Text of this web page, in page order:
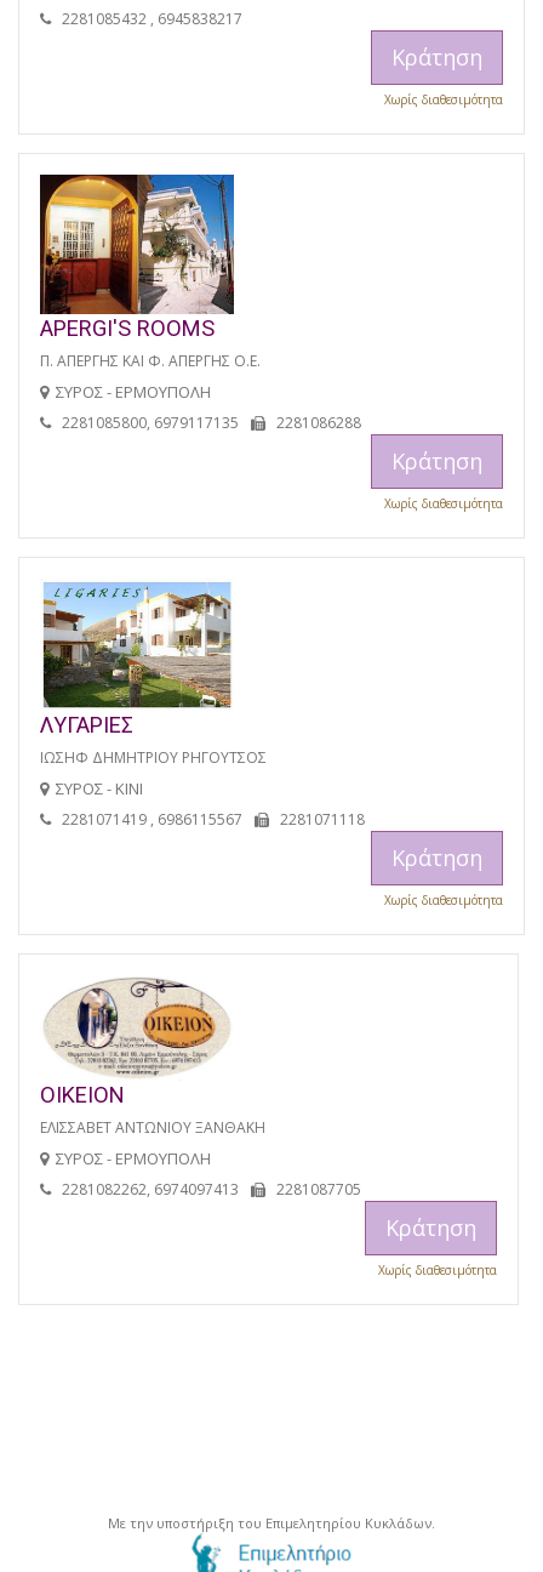
2281085432 , 6945838217
Κράτηση
Χωρίς διαθεσιμότητα
APERGI'S ROOMS
Π. ΑΠΕΡΓΗΣ ΚΑΙ Φ. ΑΠΕΡΓΗΣ Ο.Ε.
ΣΥΡΟΣ - ΕΡΜΟΥΠΟΛΗ
2281085800, 6979117135 2281086288
Κράτηση
Χωρίς διαθεσιμότητα
ΛΥΓΑΡΙΕΣ
ΙΩΣΗΦ ΔΗΜΗΤΡΙΟΥ ΡΗΓΟΥΤΣΟΣ
ΣΥΡΟΣ - ΚΙΝΙ
2281071419 , 6986115567 2281071118
Κράτηση
Χωρίς διαθεσιμότητα
ΟΙΚΕΙΟΝ
ΕΛΙΣΣΑΒΕΤ ΑΝΤΩΝΙΟΥ ΞΑΝΘΑΚΗ
ΣΥΡΟΣ - ΕΡΜΟΥΠΟΛΗ
2281082262, 6974097413 2281087705
Κράτηση
Χωρίς διαθεσιμότητα
Με την υποστήριξη του Επιμελητηρίου Κυκλάδων.